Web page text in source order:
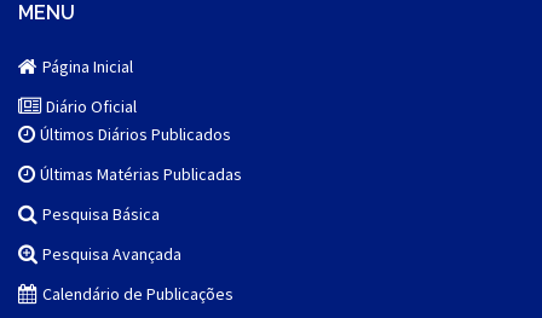
MENU
Página Inicial
Diário Oficial
Últimos Diários Publicados
Últimas Matérias Publicadas
Pesquisa Básica
Pesquisa Avançada
Calendário de Publicações